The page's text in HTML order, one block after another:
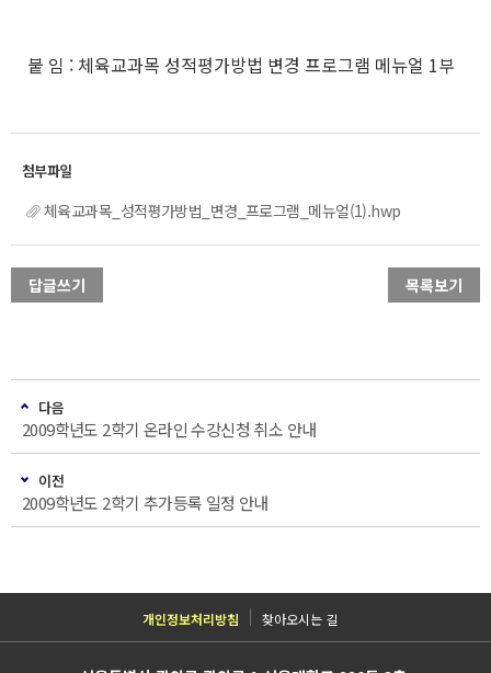
붙 임 : 체육교과목 성적평가방법 변경 프로그램 메뉴얼 1부
체육교과목_성적평가방법_변경_프로그램_메뉴얼(1).hwp
답글쓰기 목록보기
다음
2009학년도 2학기 온라인 수강신청 취소 안내
이전
2009학년도 2학기 추가등록 일정 안내
개인정보처리방침 찾아오시는 길